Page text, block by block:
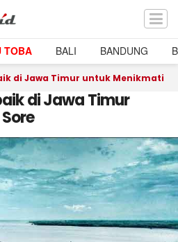
TOBA BALI BANDUNG
di Jawa Timur untuk Menikmati
di Jawa Timur